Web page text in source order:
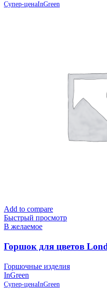
Супер-ценаInGreen
Add to compare
Быстрый просмотр
В желаемое
Горшок для цветов
Горшочные изделия
InGreen
Супер-ценаInGreen